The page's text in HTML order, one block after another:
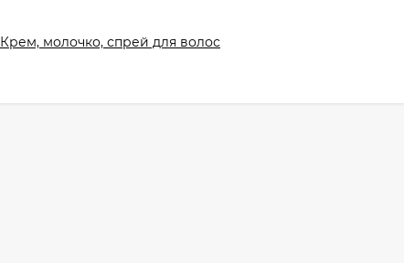
Крем, молочко, спрей для волос